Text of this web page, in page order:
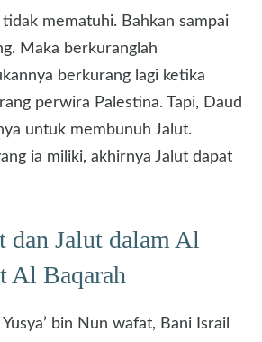
mematuhi. Bahkan sampai
Maka berkuranglah
berkurang lagi ketika
perwira Palestina. Tapi, Daud
untuk membunuh Jalut.
ia miliki, akhirnya Jalut dapat
dan Jalut dalam Al
Al Baqarah
bin Nun wafat, Bani Israil